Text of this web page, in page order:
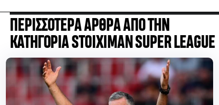
ΚΑΤΗΓΟΡΙΑ STOIXIMAN SUPER LEAGUE